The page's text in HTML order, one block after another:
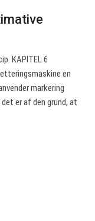
KAPITEL 6
en
markering
er af den grund, at